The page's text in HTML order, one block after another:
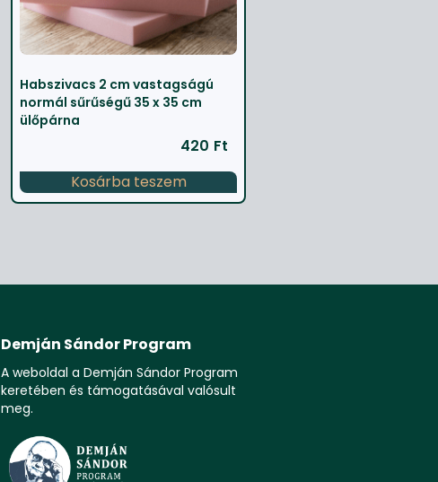
Habszivacs 2 cm vastagságú
normál sűrűségű 35 x 35 cm
ülőpárna
420 Ft
Kosárba teszem
Demján Sándor Program
A weboldal a Demján Sándor Program
keretében és támogatásával valósult
meg.